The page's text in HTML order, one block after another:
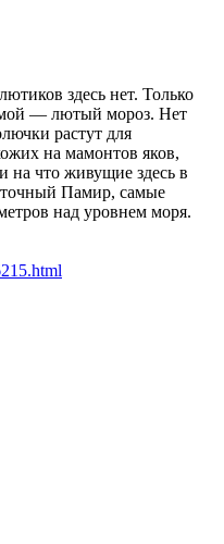
здесь нет. Только
— лютый мороз. Нет
растут для
на мамонтов яков,
на что живущие здесь в
Памир, самые
над уровнем моря.